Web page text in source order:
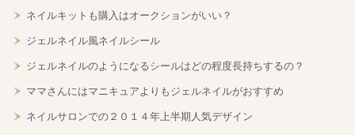
ネイルキットも購入はオークションがいい？
ジェルネイル風ネイルシール
ジェルネイルのようになるシールはどの程度長持ちするの？
ママさんにはマニキュアよりもジェルネイルがおすすめ
ネイルサロンでの２０１４年上半期人気デザイン